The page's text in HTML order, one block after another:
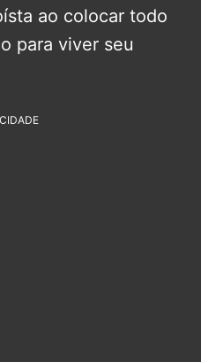
ao colocar todo
para viver seu